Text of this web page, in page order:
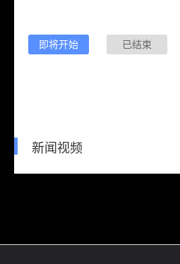
即将开始 已结束
新闻视频